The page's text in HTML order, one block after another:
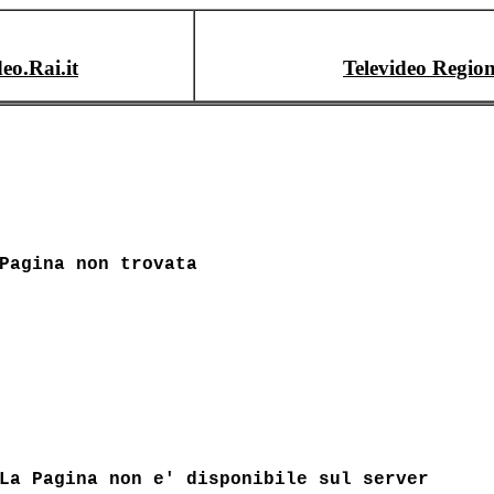
Televideo
Pagina non trovata
La Pagina non e' disponibile sul server